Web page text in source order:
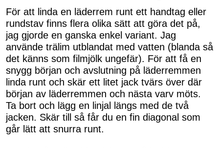
För att linda en läderrem runt ett handtag eller
rundstav finns flera olika sätt att göra det på,
jag gjorde en ganska enkel variant. Jag
använde trälim utblandat med vatten (blanda så
det känns som filmjölk ungefär). För att få en
snygg början och avslutning på läderremmen
linda runt och skär ett litet jack tvärs över där
början av läderremmen och nästa varv möts.
Ta bort och lägg en linjal längs med de två
jacken. Skär till så får du en fin diagonal som
går lätt att snurra runt.